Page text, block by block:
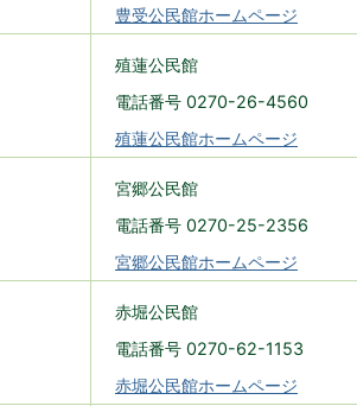
豊受公民館ホームページ
殖蓮公民館
電話番号 0270-26-4560
殖蓮公民館ホームページ
宮郷公民館
電話番号 0270-25-2356
宮郷公民館ホームページ
赤堀公民館
電話番号 0270-62-1153
赤堀公民館ホームページ